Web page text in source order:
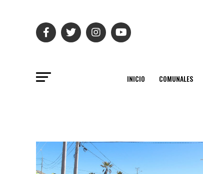
INICIO COMUNALES